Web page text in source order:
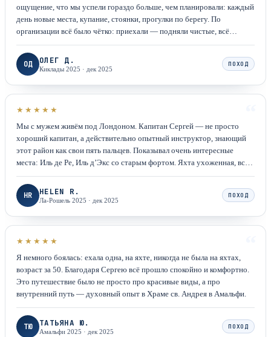
ощущение, что мы успели гораздо больше, чем планировали: каждый
день новые места, купание, стоянки, прогулки по берегу. По
организации всё было чётко: приехали — подняли чистые, всё
готово, продукты закуплены, не надо бегать. Сергей опытный и
держит ситуацию. Думаем идти в Италию — опять с ним.
ОД ОЛЕГ Д.
Киклады 2025 · дек 2025
ПОХОД
★★★★★
Мы с мужем живём под Лондоном. Капитан Сергей — не просто
хороший капитан, а действительно опытный инструктор, знающий
этот район как свои пять пальцев. Показывал очень интересные
места: Иль де Ре, Иль д’Экс со старым фортом. Яхта ухоженная, всё
оборудование в отличном состоянии. Французская кухня —
отдельная история!
HR HELEN R.
Ла-Рошель 2025 · дек 2025
ПОХОД
★★★★★
Я немного боялась: ехала одна, на яхте, никогда не была на яхтах,
возраст за 50. Благодаря Сергею всё прошло спокойно и комфортно.
Это путешествие было не просто про красивые виды, а про
внутренний путь — духовный опыт в Храме св. Андрея в Амальфи.
ТЮ ТАТЬЯНА Ю.
Амальфи 2025 · дек 2025
ПОХОД